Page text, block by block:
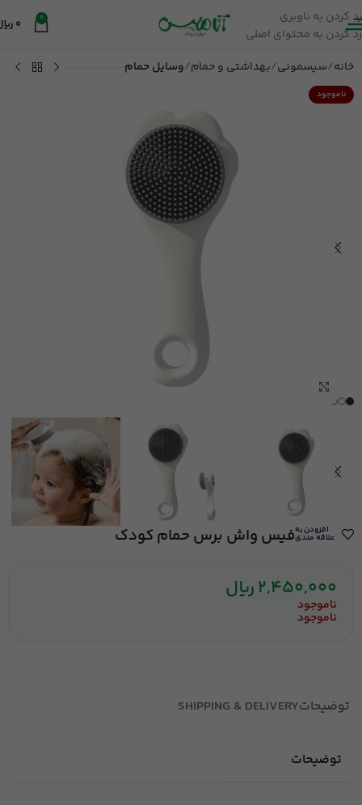
رد کردن به ناوبری
رد کردن به محتوای اصلی
0
0
خانه سیسمونی بهداشتی و حمام وسایل حمام
ناموجود
افزودن به
علاقه مندیفیس واش برس حمام کودک
2,450,000ریال
ناموجود
ناموجود
توضیحاتSHIPPING & DELIVERY
توضیحات